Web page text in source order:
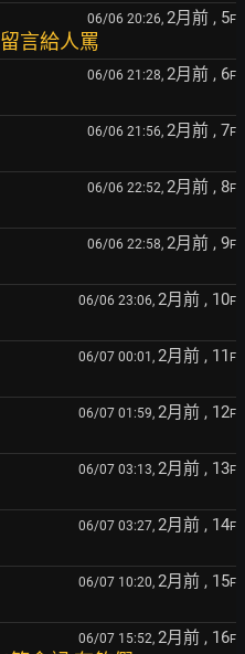
06/06 20:26, 2月前 , 5F
言給人罵
06/06 21:28, 2月前 , 6F
06/06 21:56, 2月前 , 7F
06/06 22:52, 2月前 , 8F
06/06 22:58, 2月前 , 9F
06/06 23:06, 2月前 , 10F
06/07 00:01, 2月前 , 11 F
06/07 01:59, 2月前 , 12F
06/07 03:13, 2月前 , 13F
06/07 03:27, 2月前 , 14F
06/07 10:20, 2月前 , 15F
06/07 15:52, 2月前 , 16F